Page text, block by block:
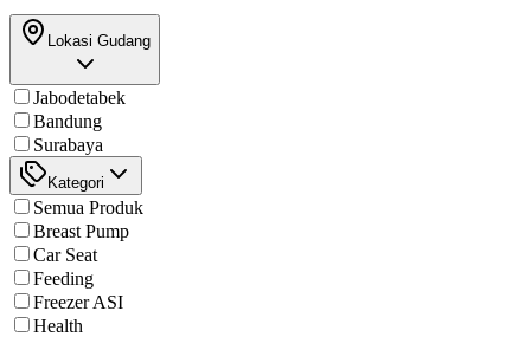
Lokasi Gudang
Jabodetabek
Bandung
Surabaya
Kategori
Semua Produk
Breast Pump
Car Seat
Feeding
Freezer ASI
Health